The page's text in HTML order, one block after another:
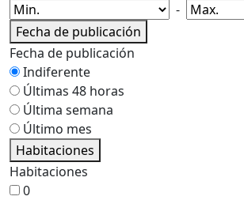
-
Fecha de publicación
Fecha de publicación
Indiferente
Últimas 48 horas
Última semana
Último mes
Habitaciones
Habitaciones
0